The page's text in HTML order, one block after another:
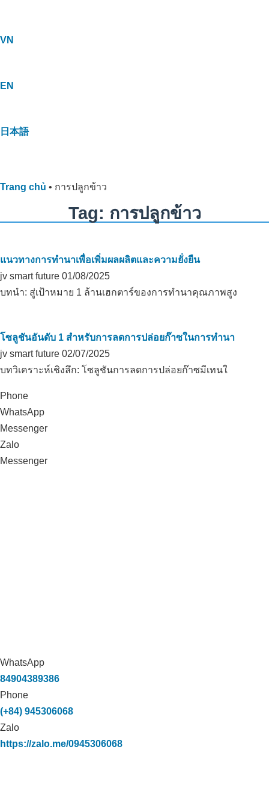
VN
EN
日本語
Trang chủ • การปลูกข้าว
Tag: การปลูกข้าว
แนวทางการทำนาเพื่อเพิ่มผลผลิตและความยั่งยืน
jv smart future 01/08/2025
บทนำ: สู่เป้าหมาย 1 ล้านเฮกตาร์ของการทำนาคุณภาพสูง
โซลูชันอันดับ 1 สำหรับการลดการปล่อยก๊าซในการทำนา
jv smart future 02/07/2025
บทวิเคราะห์เชิงลึก: โซลูชันการลดการปล่อยก๊าซมีเทนใ
Phone
WhatsApp
Messenger
Zalo
Messenger
WhatsApp
84904389386
Phone
(+84) 945306068
Zalo
https://zalo.me/0945306068